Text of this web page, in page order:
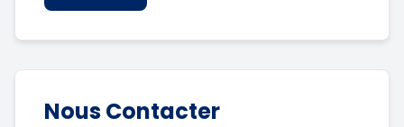
Nous Contacter